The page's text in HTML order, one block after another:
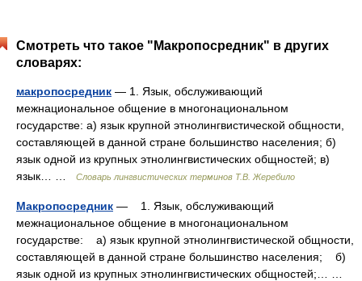
Смотреть что такое "Макропосредник" в других
словарях:
макропосредник — 1. Язык, обслуживающий
межнациональное общение в многонациональном
государстве: а) язык крупной этнолингвистической общности,
составляющей в данной стране большинство населения; б)
язык одной из крупных этнолингвистических общностей; в)
язык… …
Словарь лингвистических терминов Т.В. Жеребило
Макропосредник — 1. Язык, обслуживающий
межнациональное общение в многонациональном
государстве: а) язык крупной этнолингвистической общности,
составляющей в данной стране большинство населения; б)
язык одной из крупных этнолингвистических общностей;… …